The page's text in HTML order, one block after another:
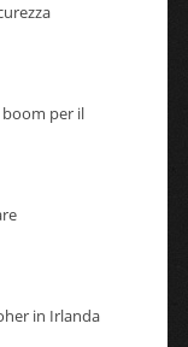
per il
in Irlanda